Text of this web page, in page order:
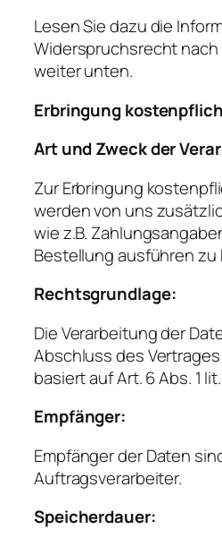
Lesen Sie dazu die
Widerspruchsrecht nach
weiter unten.
Erbringung
Art und Zweck der
Zur Erbringung
werden von uns
wie z.B.
Bestellung ausführen zu
Rechtsgrundlage:
Die Verarbeitung der
Abschluss des
basiert auf Art. 6 Abs. 1 lit.
Empfänger:
Empfänger der Daten
Auftragsverarbeiter.
Speicherdauer: